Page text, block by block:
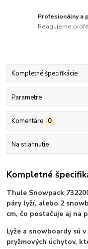
Profesionálny a
Reagujeme
Kompletné špecifikácie
Parametre
Komentáre 0
Na stiahnutie
Kompletné
Thule Snowpack
páry lyží, alebo 2
cm, čo postačuje aj na
Lyže a snowboardy sú
pryžmových úchytov,